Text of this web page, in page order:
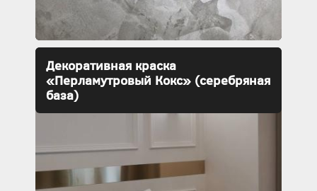
Декоративная краска
«Перламутровый Кокс» (серебряная
база)